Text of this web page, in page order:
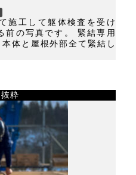
施工して躯体検査を受け
の写真です。 緊結専用
体と屋根外部全て緊結し
粋